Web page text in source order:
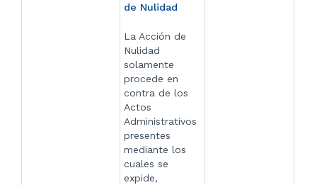
de Nulidad
La Acción de
Nulidad
solamente
procede en
contra de los
Actos
Administrativos
presentes
mediante los
cuales se
expide,